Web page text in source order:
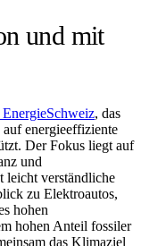
und mit
, das
energieeffiziente
Der Fokus liegt auf
und
leicht verständliche
zu Elektroautos,
hohen
hohen Anteil fossiler
das Klimaziel